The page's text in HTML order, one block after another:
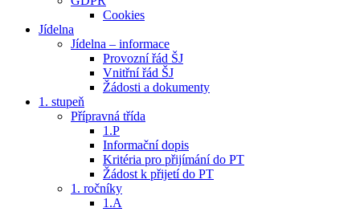
Cookies
Jídelna
Jídelna – informace
Provozní řád ŠJ
Vnitřní řád ŠJ
Žádosti a dokumenty
1. stupeň
Přípravná třída
1.P
Informační dopis
Kritéria pro přijímání do PT
Žádost k přijetí do PT
1. ročníky
1.A